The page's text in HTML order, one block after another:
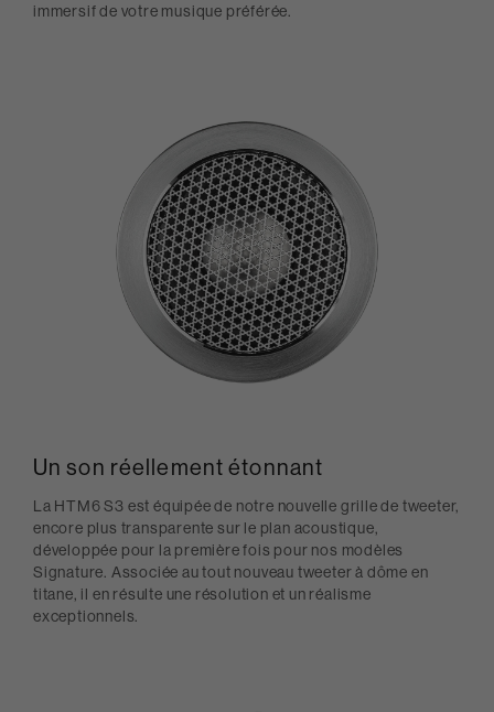
immersif de votre musique préférée.
Un son réellement étonnant
La HTM6 S3 est équipée de notre nouvelle grille de tweeter,
encore plus transparente sur le plan acoustique,
développée pour la première fois pour nos modèles
Signature. Associée au tout nouveau tweeter à dôme en
titane, il en résulte une résolution et un réalisme
exceptionnels.